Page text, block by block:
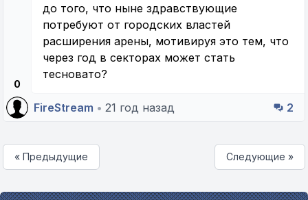
0
до того, что ныне здравствующие
потребуют от городских властей
расширения арены, мотивируя это тем, что
через год в секторах может стать
тесновато?
FireStream • 21 год назад 2
« Предыдущие Следующие »